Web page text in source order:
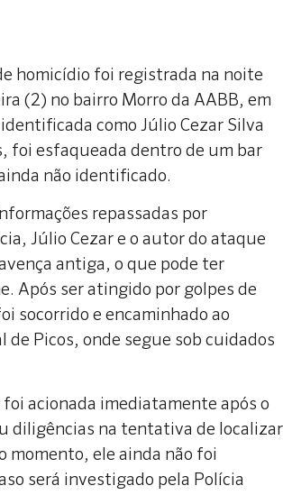
homicídio foi registrada na noite
(2) no bairro Morro da AABB, em
como Júlio Cezar Silva
foi esfaqueada dentro de um bar
não identificado.
repassadas por
Júlio Cezar e o autor do ataque
antiga, o que pode ter
Após ser atingido por golpes de
socorrido e encaminhado ao
de Picos, onde segue sob cuidados
acionada imediatamente após o
diligências na tentativa de localizar
momento, ele ainda não foi
será investigado pela Polícia